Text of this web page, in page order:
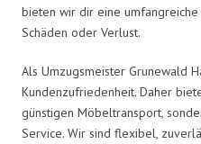
bieten wir dir eine
Schäden oder Verlust.
Als Umzugsmeister Grunewald
Kundenzufriedenheit. Daher
günstigen Möbeltransport,
Service. Wir sind flexibel,